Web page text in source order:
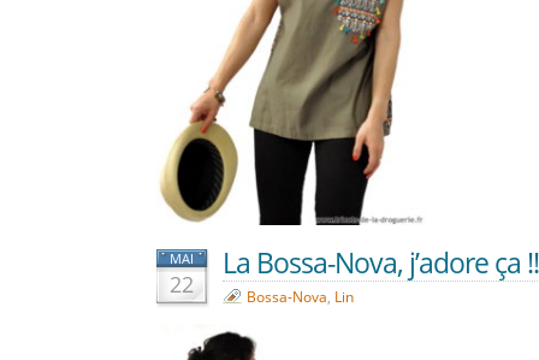
MAI
22
La Bossa-Nova, j’adore ça
Bossa-Nova, Lin